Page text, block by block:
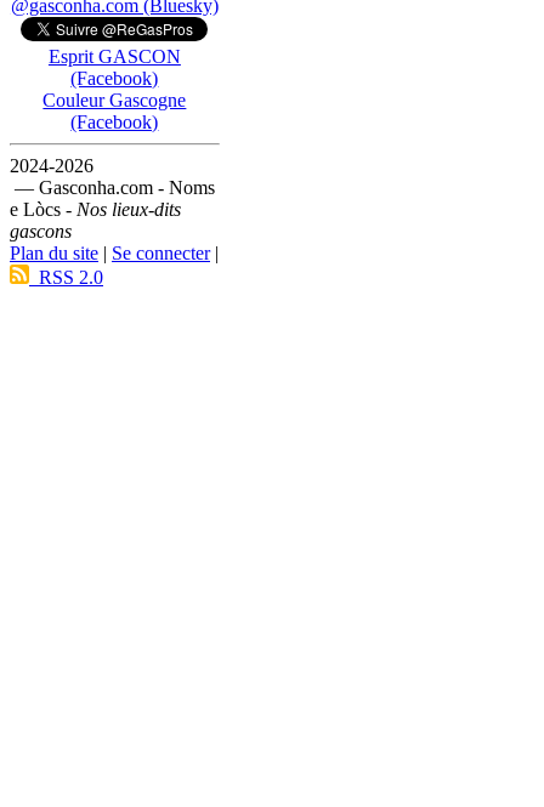
@gasconha.com (Bluesky)
Esprit GASCON
(Facebook)
Couleur Gascogne
(Facebook)
2024-2026
— Gasconha.com - Noms
e Lòcs - Nos lieux-dits
gascons
Plan du site
Se connecter|
RSS 2.0